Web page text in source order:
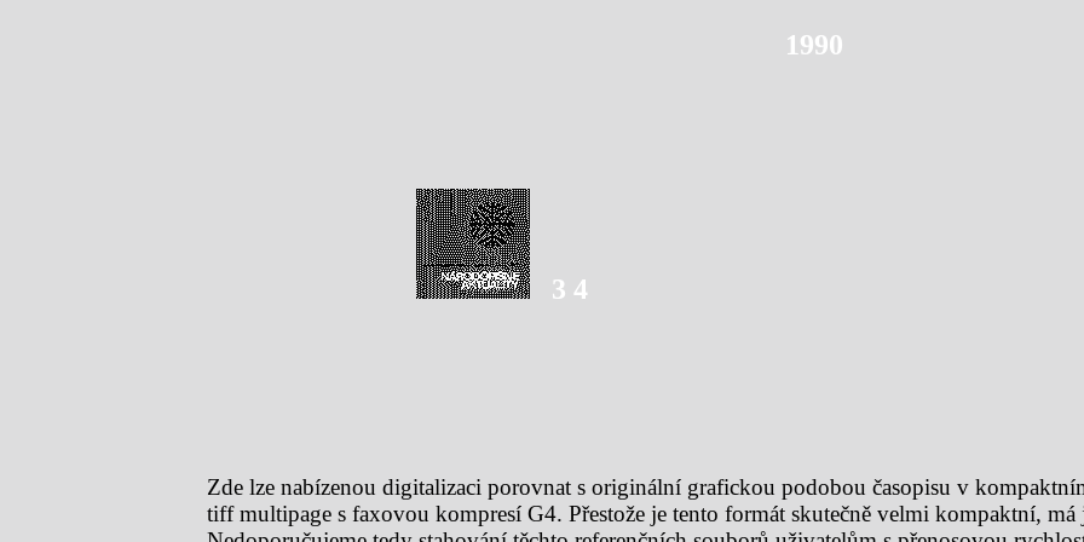
1990
3 4
Zde lze nabízenou digitalizaci porovnat s originální grafickou podobou časopisu v
tiff multipage s faxovou kompresí G4. Přestože je tento formát skutečně velmi kompaktní,